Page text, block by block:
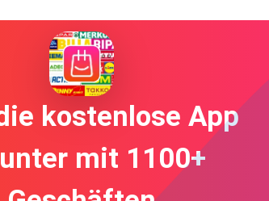
kostenlose App
mit 1100+